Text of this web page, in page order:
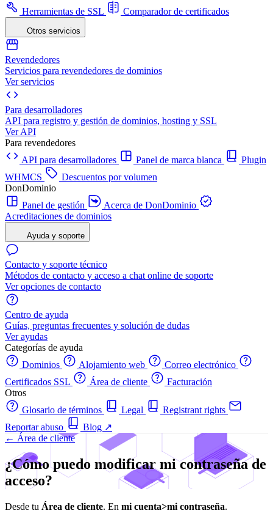
Herramientas de SSL
Comparador de certificados
Otros servicios
Revendedores
Servicios para revendedores de dominios
Ver servicios
Para desarrolladores
API para registro y gestión de dominios, hosting y SSL
Ver API
Para revendedores
API para desarrolladores
Panel de marca blanca
Plugin
WHMCS
Descuentos por volumen
DonDominio
Panel de gestión
Acerca de DonDominio
Acreditaciones de dominios
Ayuda y soporte
Contacto y soporte técnico
Métodos de contacto y acceso a chat online de soporte
Ver opciones de contacto
Centro de ayuda
Guías, preguntas frecuentes y solución de dudas
Ver ayudas
Categorías de ayuda
Dominios
Alojamiento web
Correo electrónico
Certificados SSL
Área de cliente
Facturación
Otros
Glosario de términos
Legal
Registrant rights
Reportar abuso
Blog ↗
← Área de cliente
¿Cómo puedo modificar mi contraseña de
acceso?
Desde tu Área de cliente. En mi cuenta>mi contraseña.